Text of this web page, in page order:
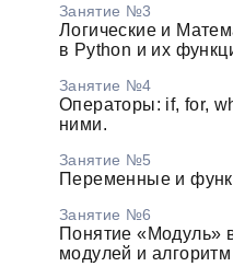
Занятие №3
Логические и
в Python и их
Занятие №4
Операторы: if, for,
ними.
Занятие №5
Переменные и
Занятие №6
Понятие «Модуль»
модулей и